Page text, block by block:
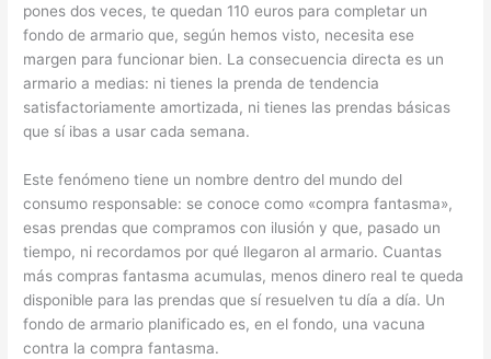
pones dos veces, te quedan 110 euros para completar un
fondo de armario que, según hemos visto, necesita ese
margen para funcionar bien. La consecuencia directa es un
armario a medias: ni tienes la prenda de tendencia
satisfactoriamente amortizada, ni tienes las prendas básicas
que sí ibas a usar cada semana.
Este fenómeno tiene un nombre dentro del mundo del
consumo responsable: se conoce como «compra fantasma»,
esas prendas que compramos con ilusión y que, pasado un
tiempo, ni recordamos por qué llegaron al armario. Cuantas
más compras fantasma acumulas, menos dinero real te queda
disponible para las prendas que sí resuelven tu día a día. Un
fondo de armario planificado es, en el fondo, una vacuna
contra la compra fantasma.